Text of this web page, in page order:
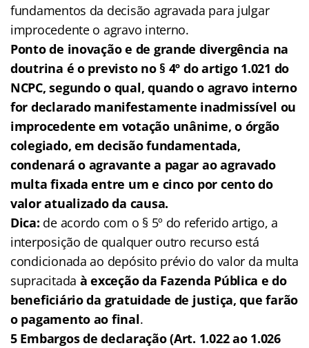
fundamentos da decisão agravada para julgar
improcedente o agravo interno.
Ponto de inovação e de grande divergência na
doutrina é o previsto no § 4º do artigo 1.021 do
NCPC, segundo o qual, quando o agravo interno
for declarado manifestamente inadmissível ou
improcedente em votação unânime, o órgão
colegiado, em decisão fundamentada,
condenará o agravante a pagar ao agravado
multa fixada entre um e cinco por cento do
valor atualizado da causa.
Dica: de acordo com o § 5º do referido artigo, a
interposição de qualquer outro recurso está
condicionada ao depósito prévio do valor da multa
supracitada à exceção da Fazenda Pública e do
beneficiário da gratuidade de justiça, que farão
o pagamento ao final.
5 Embargos de declaração (Art. 1.022 ao 1.026